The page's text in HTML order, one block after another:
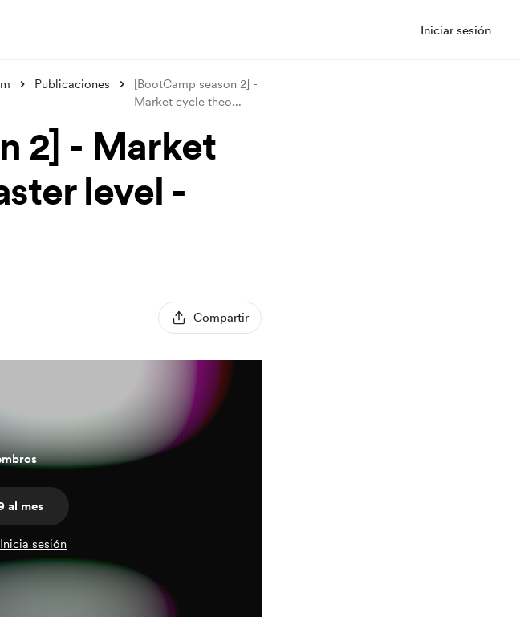
Iniciar sesión
Publicaciones
[BootCamp season 2] -
Market cycle theo...
2] - Market
level -
Compartir
al mes
Inicia sesión